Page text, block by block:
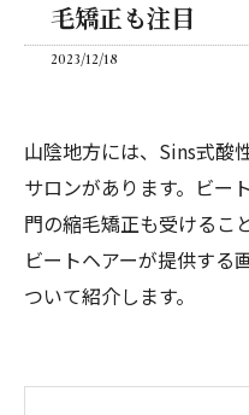
毛矯正も注目
2023/12/18
山陰地方には、Sins式酸
サロンがあります。ビー
門の縮毛矯正も受けるこ
ビートヘアーが提供する
ついて紹介します。